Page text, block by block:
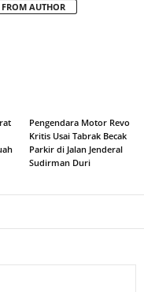
FROM AUTHOR
Pengendara Motor Revo
Kritis Usai Tabrak Becak
Parkir di Jalan Jenderal
Sudirman Duri